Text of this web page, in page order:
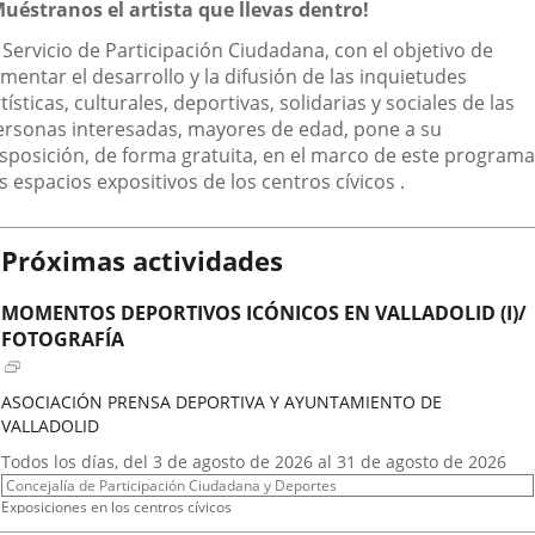
aplicación
externa.
aplicación
externa.
el artista que llevas dentro!
Servicio de Participación Ciudadana, con el objetivo de
el desarrollo y la difusión de las inquietudes
culturales, deportivas, solidarias y sociales de las
interesadas, mayores de edad, pone a su
de forma gratuita, en el marco de este
espacios expositivos de los centros cívicos .
Próximas actividades
MOMENTOS DEPORTIVOS ICÓNICOS EN VALLADOLID (I)/
FOTOGRAFÍA
ASOCIACIÓN PRENSA DEPORTIVA Y AYUNTAMIENTO DE
VALLADOLID
Fechas
del
evento
Todos los días, del 3 de agosto de 2026 al 31 de agosto de 2026
Organizador
de
Concejalía de Participación Ciudadana y Deportes
Programa
Exposiciones en los centros cívicos
Centro Cívico Científico José Antonio Valverde